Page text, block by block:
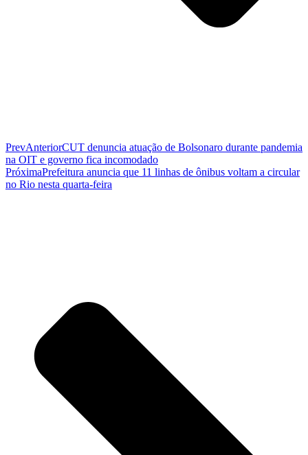
PrevAnteriorCUT denuncia atuação de Bolsonaro durante pandemia
na OIT e governo fica incomodado
PróximaPrefeitura anuncia que 11 linhas de ônibus voltam a circular
no Rio nesta quarta-feira